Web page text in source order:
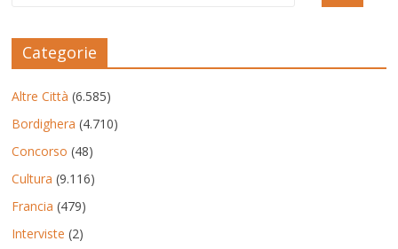
Categorie
Altre Città (6.585)
Bordighera (4.710)
Concorso (48)
Cultura (9.116)
Francia (479)
Interviste (2)